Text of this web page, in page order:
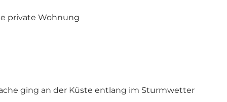
private Wohnung
ging an der Küste entlang im Sturmwetter